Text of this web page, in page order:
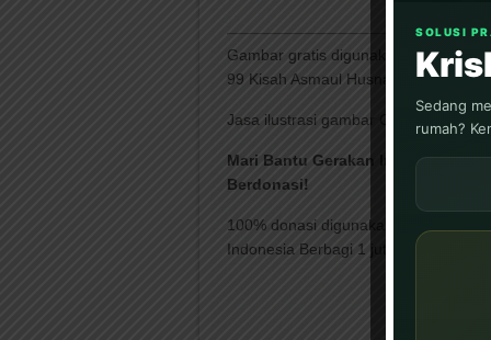
Gambar gratis digunakan dalam
99 Kisah Asmaul Husna Bergambar
Jasa ilustrasi gambar CBM Studio
Mari Bantu Gerakan Indonesia
Berdonasi!
100% donasi digunakan untuk
Indonesia Berbagi 1 juta buku anak
SOLUSI
Sedang
rumah?